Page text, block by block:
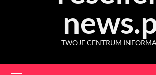
TWOJE CENTRUM